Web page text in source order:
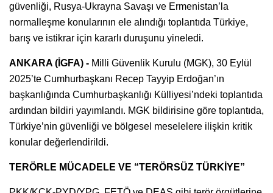
güvenliği, Rusya-Ukrayna Savaşı ve Ermenistan’la
normalleşme konularının ele alındığı toplantıda Türkiye,
barış ve istikrar için kararlı duruşunu yineledi.
ANKARA (İGFA) - Milli Güvenlik Kurulu (MGK), 30 Eylül
2025’te Cumhurbaşkanı Recep Tayyip Erdoğan’ın
başkanlığında Cumhurbaşkanlığı Külliyesi’ndeki toplantıda
ardından bildiri yayımlandı. MGK bildirisine göre toplantıda,
Türkiye’nin güvenliği ve bölgesel meselelere ilişkin kritik
konular değerlendirildi.
TERÖRLE MÜCADELE VE “TERÖRSÜZ TÜRKİYE”